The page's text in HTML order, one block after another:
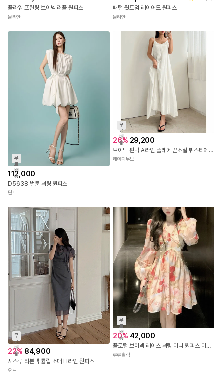
플라워 프린팅 브이넥 러플 원피스
뮬리안
패턴 뒷트임 레이어드 원피스
뮬리안
무
료
배
송
112,000
D5638 벌룬 셔링 원피스
딘트
무
료
배
송
26% 29,200
브이넥 핀턱 A라인 플레어 끈조절 뷔스티에 나시 롱 원피스 2color
레이디무브
무
료
배
송
22% 84,900
시스루 리본넥 튤립 소매 H라인 원피스
오드
무
료
배
송
20% 42,000
플로럴 브이넥 레이스 셔링 미니 원피스 미니원피스 3592314
루루홀릭